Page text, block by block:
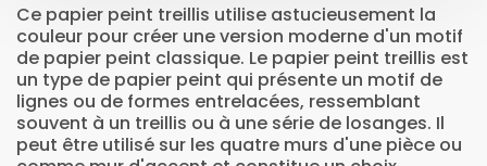
Ce papier peint treillis utilise astucieusement la
couleur pour créer une version moderne d'un motif
de papier peint classique. Le papier peint treillis est
un type de papier peint qui présente un motif de
lignes ou de formes entrelacées, ressemblant
souvent à un treillis ou à une série de losanges. Il
peut être utilisé sur les quatre murs d'une pièce ou